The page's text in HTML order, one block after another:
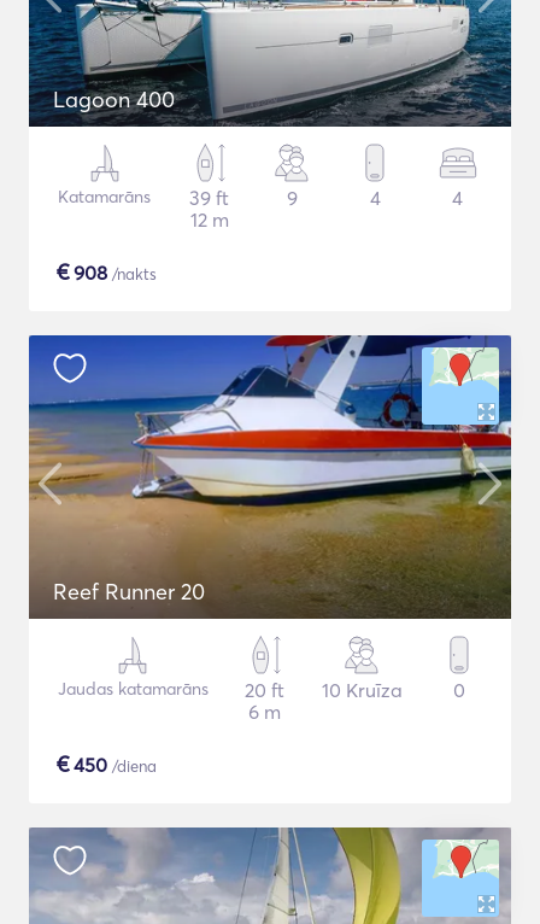
Lagoon 400
Katamarāns
39 ft
12 m
9 4 4
€908 /nakts
Reef Runner 20
Jaudas katamarāns
20 ft
6 m
10 Kruīza 0
€450 /diena